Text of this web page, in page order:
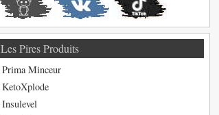
Les Pires Produits
Prima Minceur
KetoXplode
Insulevel